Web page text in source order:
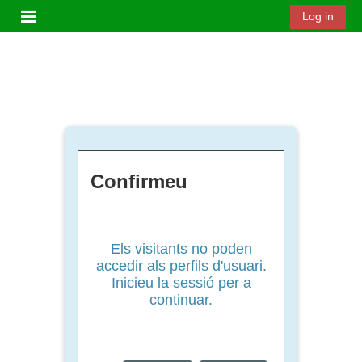
Panell lateral
Log in
Confirmeu
Els visitants no poden
accedir als perfils d'usuari.
Inicieu la sessió per a
continuar.